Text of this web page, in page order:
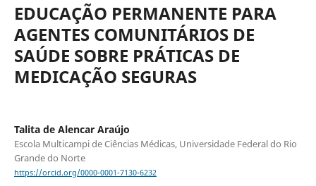
EDUCAÇÃO PERMANENTE PARA
AGENTES COMUNITÁRIOS DE
SAÚDE SOBRE PRÁTICAS DE
MEDICAÇÃO SEGURAS
Talita de Alencar Araújo
Escola Multicampi de Ciências Médicas, Universidade Federal do Rio
Grande do Norte
https://orcid.org/0000-0001-7130-6232